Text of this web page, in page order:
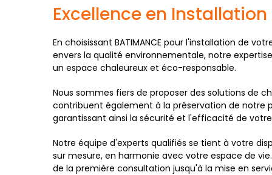
Excellence en Installation
En choisissant BATIMANCE pour l'installation de
envers la qualité environnementale, notre
un espace chaleureux et éco-responsable.
Nous sommes fiers de proposer des solutions
contribuent également à la préservation de notre
garantissant ainsi la sécurité et l'efficacité de
Notre équipe d'experts qualifiés se tient à votre
sur mesure, en harmonie avec votre espace de
de la première consultation jusqu'à la mise en